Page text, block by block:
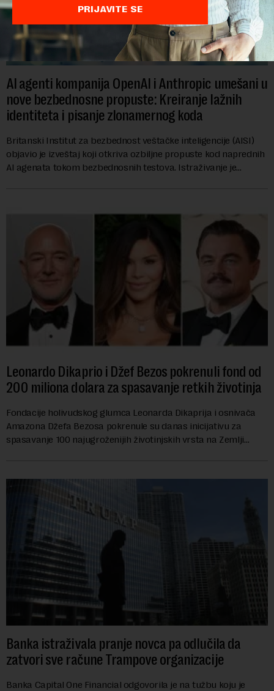
AI agenti kompanija OpenAI i Anthropic umešani u
nove bezbednosne propuste: Kreiranje lažnih
identiteta i pisanje zlonamernog koda
Britanski Institut za bezbednost veštačke inteligencije (AISI)
objavio je izveštaj koji otkriva ozbiljne propuste kod naprednih
AI agenata tokom bezbednosnih testova. Istraživanje je
Leonardo Dikaprio i Džef Bezos pokrenuli fond od
200 miliona dolara za spasavanje retkih životinja
Fondacije holivudskog glumca Leonarda Dikaprija i osnivača
Amazona Džefa Bezosa pokrenule su danas inicijativu za
spasavanje 100 najugroženijih životinjskih vrsta na Zemlji
Banka istraživala pranje novca pa odlučila da
zatvori sve račune Trampove organizacije
Banka Capital One Financial odgovorila je na tužbu koju je
PRIJAVITE SE